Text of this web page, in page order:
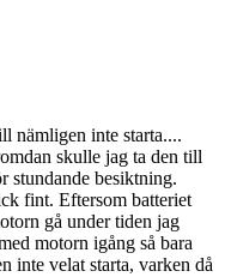
nämligen inte starta....
skulle jag ta den till
stundande besiktning.
fint. Eftersom batteriet
gå under tiden jag
motorn igång så bara
inte velat starta, varken då